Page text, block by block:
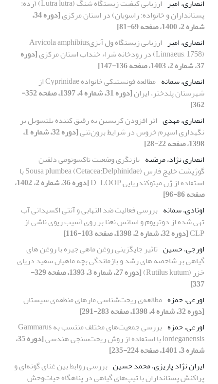
انصاری، امیر
ارزیابی کیفیت زیستگاه شنگ (Lutra lutra) (رده:
پستانداران و خانواده: راسویان) در استان مرکزی
[دوره 34،
شماره 2، 1400، صفحه 69-81]
انصاری، امیر
ارزیابی زیستگاه ول آبزیArvicola amphibius
(Linnaeus, 1758) در رودخانه شراء خنداب استان مرکزی
[دوره
37، شماره 2، 1403، صفحه 136-147]
انصاری، سمانه
مطالعه فونستیکی خانواده Cyprinidae از
شهرستان پلدختر، ایران
[دوره 31، شماره 4، 1397، صفحه 352-
362]
انصاری، مهدی اثر افزودن کریسین به رقیق کننده بلتسویل بر
نگهداری اسپرم خروس در شرایط برون‌تنی
[دوره 32، شماره 1،
1398، صفحه 22-28]
انصاری نژاد، مرضیه بازنگری وضعیت تاکسونومی دلفین
گوژپشت خلیج فارس (Cetacea:Delphinidae) Sousa plumbea با
استفاده از ژن میتوکندریایی D-LOOP
[دوره 36، شماره 2، 1402،
صفحه 86-96]
اوتادی، سمانه بررسی فعالیت ضد التهابی و آنتی اکسیدانی آب
تهی شده از دوتریوم و اسانس نعنا بر روی آسیب ریوی ناشی از
CLP[دوره 32، شماره 2، 1398، صفحه 103-116]
اورجی، حسین تاثیر جایگزینی روغن ماهی جیره با روغن های
گیاهی بر شاخصه های رشد و بازماندگی بچه ماهیان سفید دریای
خزر (Rutilus kutum)
[دوره 27، شماره 3، 1393، صفحه 329-
337]
اورعی، حمزه مطالعه‌ی ریخت‌شناسی مارهای منطقه‌ی سیستان
[دوره 32، شماره 4، 1398، صفحه 283-291]
اورعی، حمزه
بررسی جمعیت‌های مختلف منتسب به Gammarus
lordeganensis با استفاده از روش ریخت‌سنجی هندسی
[دوره 35،
شماره 3، 1401، صفحه 224-235]
ایران نژاد پاریزی، محمد حسین بررسی روابط بین غنای گونه‌ای و
پراکنش پستانداران با تیپ‌های گیاهی در پناهگاه حیات‌وحش